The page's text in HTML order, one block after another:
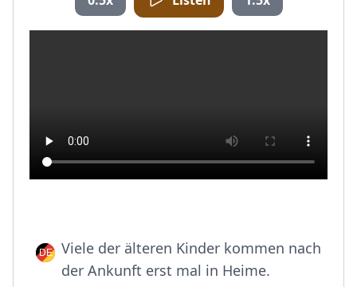
Viele der älteren Kinder kommen nach
der Ankunft erst mal in Heime.